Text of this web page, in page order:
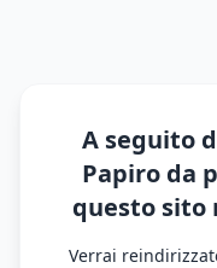
A seguito
Papiro da
questo sito
Verrai